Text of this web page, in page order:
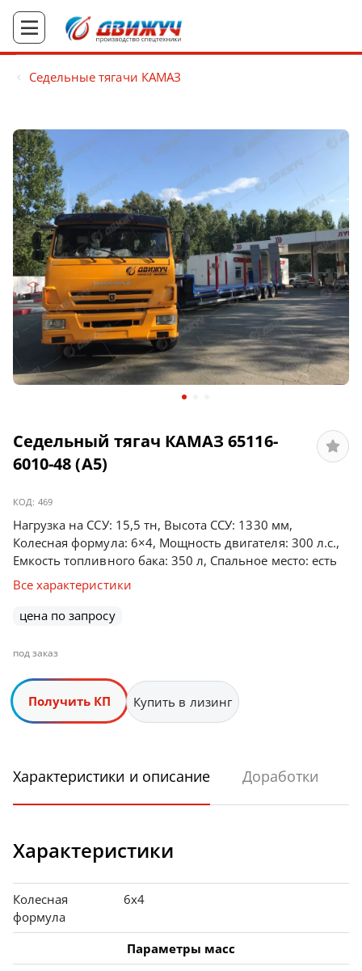
Седельные тягачи КАМАЗ
Седельный тягач КАМАЗ 65116-
6010-48 (A5)
КОД: 469
Нагрузка на ССУ: 15,5 тн, Высота ССУ: 1330 мм,
Колесная формула: 6×4, Мощность двигателя: 300 л.с.,
Емкость топливного бака: 350 л, Спальное место: есть
Все характеристики
цена по запросу
под заказ
Получить КП Купить в лизинг
Характеристики и описание Доработки
Характеристики
Колесная
формула
6х4
Параметры масс